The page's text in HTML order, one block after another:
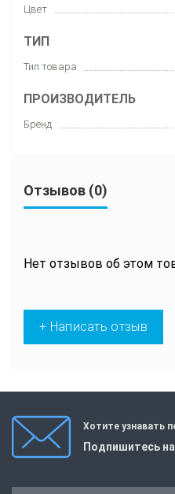
Цвет
ТИП
Тип товара
ПРОИЗВОДИТЕЛЬ
Бренд
Отзывов (0)
Нет отзывов об этом
+ Написать отзыв
Хотите узнавать
Подпишитесь